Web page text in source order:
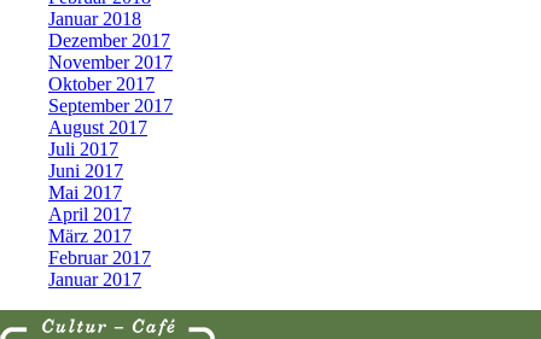
Januar 2018
Dezember 2017
November 2017
Oktober 2017
September 2017
August 2017
Juli 2017
Juni 2017
Mai 2017
April 2017
März 2017
Februar 2017
Januar 2017